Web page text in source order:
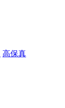
高保真